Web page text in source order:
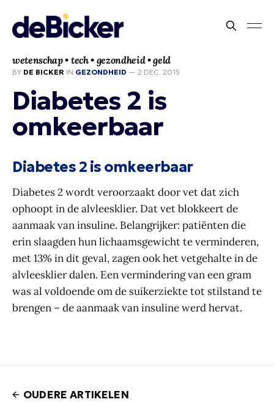
wetenschap • tech • gezondheid • geld
BY DE BICKER IN GEZONDHEID — 2 DEC. 2015
Diabetes 2 is
omkeerbaar
Diabetes 2 is omkeerbaar
Diabetes 2 wordt veroorzaakt door vet dat zich
ophoopt in de alvleesklier. Dat vet blokkeert de
aanmaak van insuline. Belangrijker: patiënten die
erin slaagden hun lichaamsgewicht te verminderen,
met 13% in dit geval, zagen ook het vetgehalte in de
alvleesklier dalen. Een vermindering van een gram
was al voldoende om de suikerziekte tot stilstand te
brengen – de aanmaak van insuline werd hervat.
OUDERE ARTIKELEN